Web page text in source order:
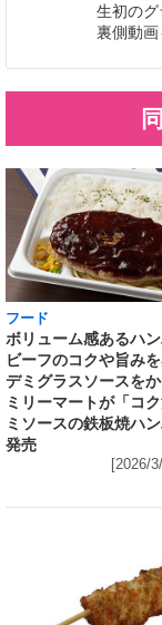
生初の
裏側動画
フード
ボリューム感あるハン
ビーフのコクや旨み
デミグラスソースを
ミリーマートが「コ
ミソースの鉄板焼ハ
発売
[2026/